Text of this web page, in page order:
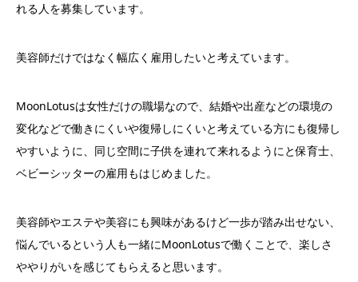
れる人を募集しています。
美容師だけではなく幅広く雇用したいと考えています。
MoonLotusは女性だけの職場なので、結婚や出産などの環境の
変化などで働きにくいや復帰しにくいと考えている方にも復帰し
やすいように、同じ空間に子供を連れて来れるようにと保育士、
ベビーシッターの雇用もはじめました。
美容師やエステや美容にも興味があるけど一歩が踏み出せない、
悩んでいるという人も一緒にMoonLotusで働くことで、楽しさ
ややりがいを感じてもらえると思います。